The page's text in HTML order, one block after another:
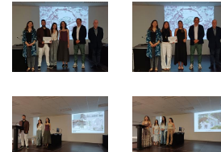
Image Image
Image Image